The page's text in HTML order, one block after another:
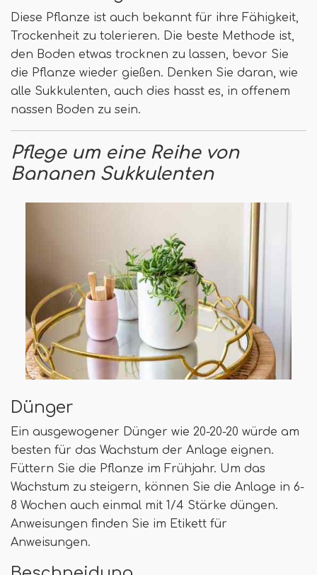
Diese Pflanze ist auch bekannt für ihre Fähigkeit,
Trockenheit zu tolerieren. Die beste Methode ist,
den Boden etwas trocknen zu lassen, bevor Sie
die Pflanze wieder gießen. Denken Sie daran, wie
alle Sukkulenten, auch dies hasst es, in offenem
nassen Boden zu sein.
Pflege um eine Reihe von
Bananen Sukkulenten
Dünger
Ein ausgewogener Dünger wie 20-20-20 würde am
besten für das Wachstum der Anlage eignen.
Füttern Sie die Pflanze im Frühjahr. Um das
Wachstum zu steigern, können Sie die Anlage in 6-
8 Wochen auch einmal mit 1/4 Stärke düngen.
Anweisungen finden Sie im Etikett für
Anweisungen.